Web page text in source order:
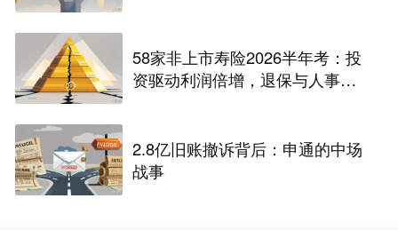
58家非上市寿险2026半年考：投
资驱动利润倍增，退保与人事风
2.8亿旧账撤诉背后：申通的中场
战事